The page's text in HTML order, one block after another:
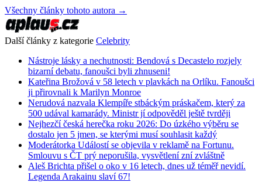
Všechny články tohoto autora →
Další články z kategorie Celebrity
Nástroje lásky a nechutnosti: Bendová s Decastelo rozjely
bizarní debatu, fanoušci byli zhnuseni!
Kateřina Brožová v 58 letech v plavkách na Orlíku. Fanoušci
ji přirovnali k Marilyn Monroe
Nerudová nazvala Klempíře stbáckým práskačem, který za
500 udával kamarády. Ministr jí odpověděl ještě tvrději
Nejhezčí česká herečka roku 2026: Do úzkého výběru se
dostalo jen 5 jmen, se kterými musí souhlasit každý
Moderátorka Událostí se objevila v reklamě na Fortunu.
Smlouvu s ČT prý neporušila, vysvětlení zní zvláštně
Aleš Brichta přišel o oko v 16 letech, dnes už téměř nevidí.
Legenda Arakainu slaví 67!